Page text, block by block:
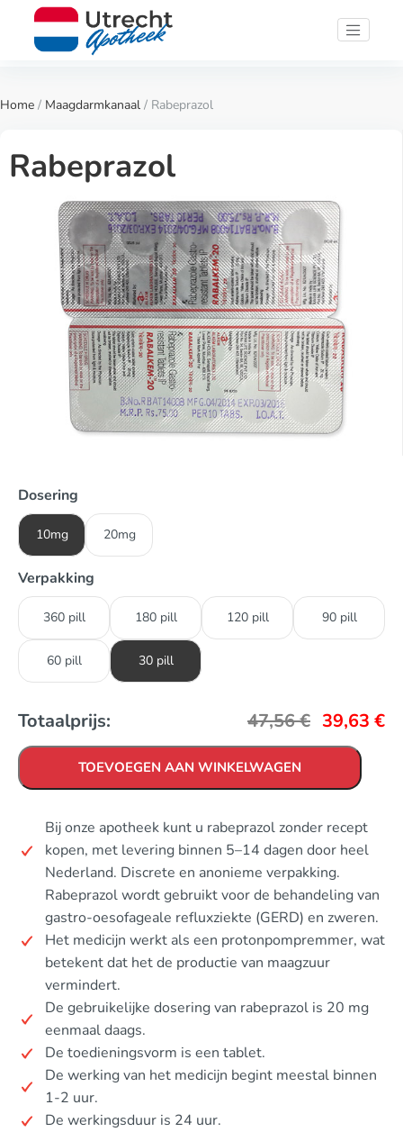
Home / Maagdarmkanaal / Rabeprazol
Rabeprazol
Dosering
10mg 20mg
Verpakking
360 pill 180 pill 120 pill 90 pill
60 pill 30 pill
Totaalprijs: 47,56€ 39,63 €
TOEVOEGEN AAN WINKELWAGEN
Bij onze apotheek kunt u rabeprazol zonder recept
kopen, met levering binnen 5–14 dagen door heel
Nederland. Discrete en anonieme verpakking.
Rabeprazol wordt gebruikt voor de behandeling van
gastro-oesofageale refluxziekte (GERD) en zweren.
Het medicijn werkt als een protonpompremmer, wat
betekent dat het de productie van maagzuur
vermindert.
De gebruikelijke dosering van rabeprazol is 20 mg
eenmaal daags.
De toedieningsvorm is een tablet.
De werking van het medicijn begint meestal binnen
1-2 uur.
De werkingsduur is 24 uur.